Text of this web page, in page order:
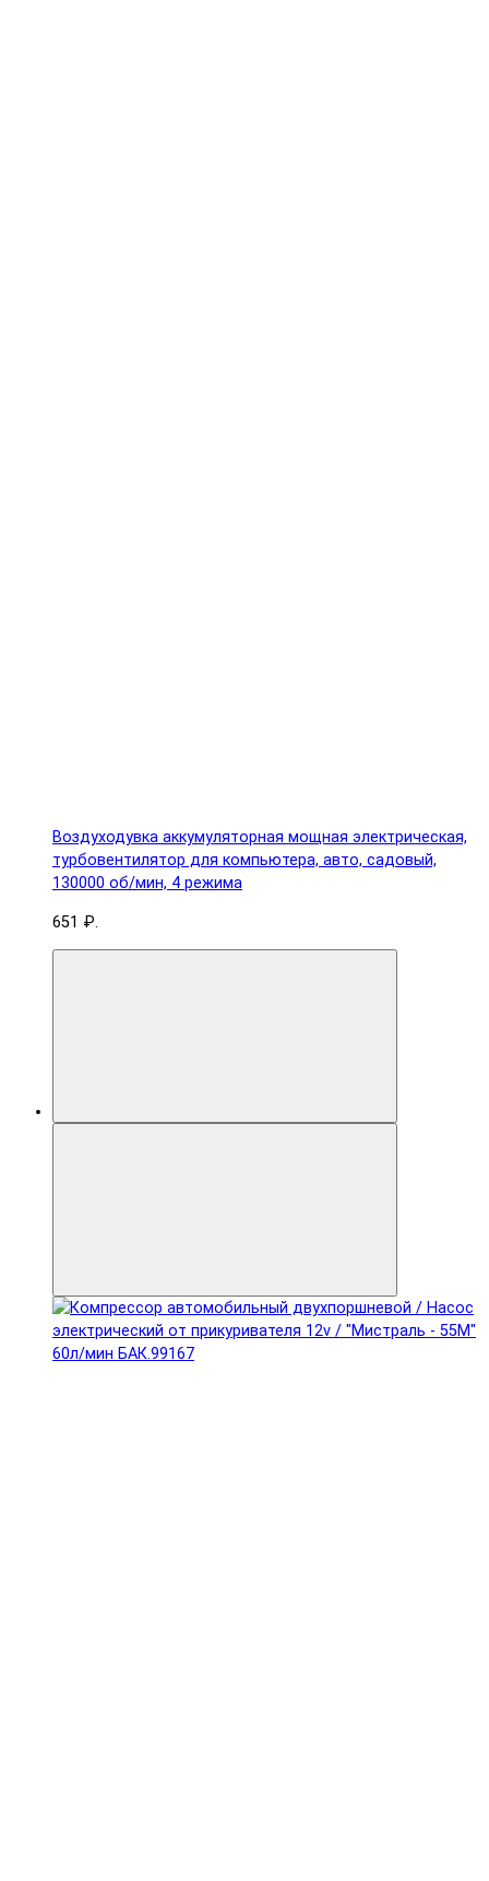
Воздуходувка аккумуляторная мощная электрическая,
турбовентилятор для компьютера, авто, садовый,
130000 об/мин, 4 режима
651 ₽.